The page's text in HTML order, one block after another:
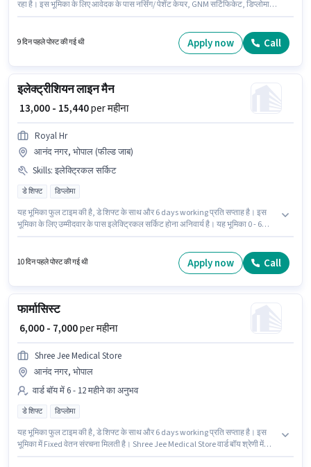
रहा है। इस भूमिका के लिए आवेदक के पास नर्सिंग/ पेशेंट केयर, GNM सर्टिफिकेट, डिप्लोमा,
मिलती है। यह नौकरी भानपुरा, भोपाल में स्थित है। यह भूमिका फुल टाइम की है, डे शिफ्ट के
9 दिन पहले पोस्ट की गई थी Apply now Call
इलेक्ट्रीशियन लाइन मैन
₹ 13,000 - 15,440per महीना
Royal Hr
आनंद नगर, भोपाल (फील्ड जाब)
Skills: इलेक्ट्रिकल सर्किट
डे शिफ्ट डिप्लोमा
यह भूमिका फुल टाइम की है, डे शिफ्ट के साथ और 6 days working प्रति सप्ताह है। इस
भूमिका के लिए उम्मीदवार के पास इलेक्ट्रिकल सर्किट होना अनिवार्य है। यह भूमिका 0 - 6
पास डिप्लोमा डिग्री/सर्टिफिकेट होना अनिवार्य है। इस पद के लिए Fixed सैलरी उपलब्ध है।
10 दिन पहले पोस्ट की गई थी Apply now Call
फार्मासिस्ट
₹ 6,000 - 7,000per महीना
Shree Jee Medical Store
आनंद नगर, भोपाल
वार्ड बॉय में 6 - 12 महीने का अनुभव
डे शिफ्ट डिप्लोमा
यह भूमिका फुल टाइम की है, डे शिफ्ट के साथ और 6 days working प्रति सप्ताह है। इस
भूमिका में Fixed वेतन संरचना मिलती है। Shree Jee Medical Store वार्ड बॉय श्रेणी में